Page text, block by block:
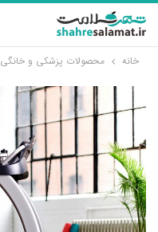
خانه محصولات پزشکی و خانگی